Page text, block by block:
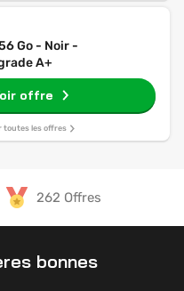
Go - Noir -
A+
offre
toutes les offres
262 Offres
bonnes